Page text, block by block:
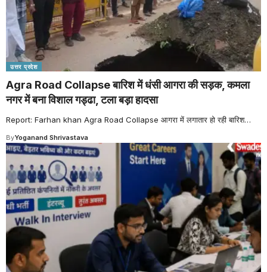
उत्तर प्रदेश
Agra Road Collapse बारिश में धंसी आगरा की सड़क, कमला
नगर में बना विशाल गड्ढा, टला बड़ा हादसा
Report: Farhan khan Agra Road Collapse आगरा में लगातार हो रही बारिश…
ByYoganand Shrivastava